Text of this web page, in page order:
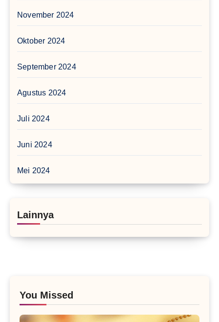
November 2024
Oktober 2024
September 2024
Agustus 2024
Juli 2024
Juni 2024
Mei 2024
Lainnya
You Missed